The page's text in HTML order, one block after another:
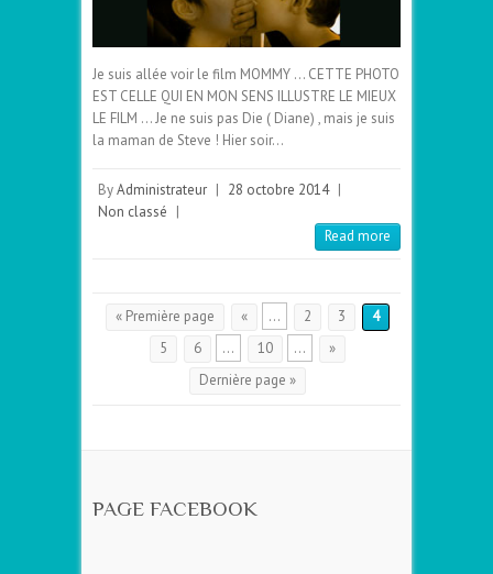
Je suis allée voir le film MOMMY … CETTE PHOTO
EST CELLE QUI EN MON SENS ILLUSTRE LE MIEUX
LE FILM … Je ne suis pas Die ( Diane) , mais je suis
la maman de Steve ! Hier soir…
ByAdministrateur | 28 octobre 2014 |
Non classé |
Read more
« Première page « … 2 3
4
5
6 … 10 …
»
Dernière page »
PAGE FACEBOOK